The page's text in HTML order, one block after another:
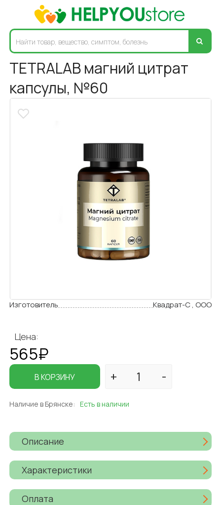
TETRALAB магний цитрат
капсулы, №60
Изготовитель Квадрат-С , ООО
Цена:
565₽
В КОРЗИНУ
Наличие в Брянске: Есть в наличии
Описание
Характеристики
Оплата